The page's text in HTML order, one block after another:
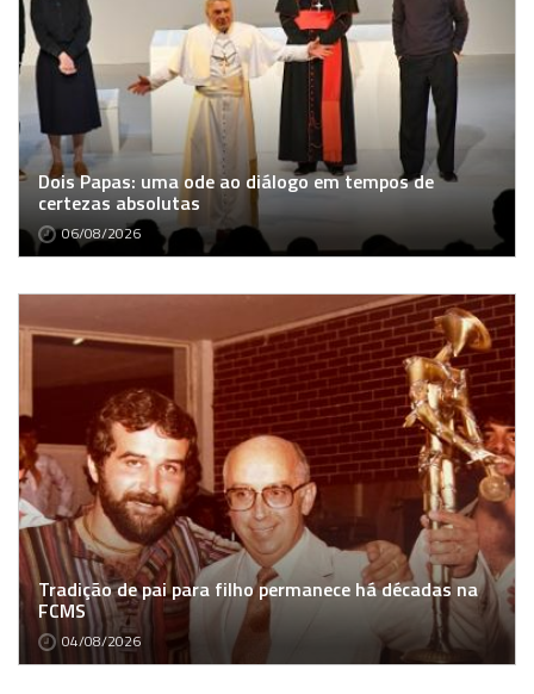
Dois Papas: uma ode ao diálogo em tempos de
certezas absolutas
06/08/2026
Tradição de pai para filho permanece há décadas na
FCMS
04/08/2026